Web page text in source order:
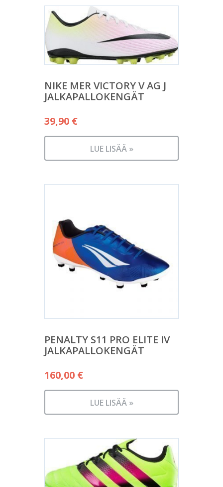
NIKE MER VICTORY V AG J
JALKAPALLOKENGÄT
39,90 €
LUE LISÄÄ »
PENALTY S11 PRO ELITE IV
JALKAPALLOKENGÄT
160,00 €
LUE LISÄÄ »